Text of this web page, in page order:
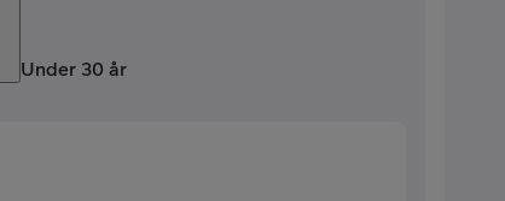
Under 30 år